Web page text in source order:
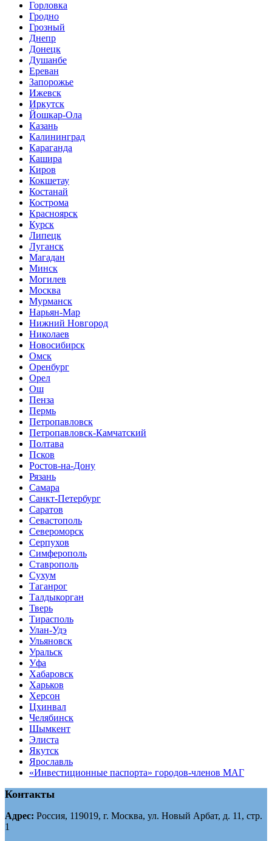
Горловка
Гродно
Грозный
Днепр
Донецк
Душанбе
Ереван
Запорожье
Ижевск
Иркутск
Йошкар-Ола
Казань
Калининград
Караганда
Кашира
Киров
Кокшетау
Костанай
Кострома
Красноярск
Курск
Липецк
Луганск
Магадан
Минск
Могилев
Москва
Мурманск
Нарьян-Мар
Нижний Новгород
Николаев
Новосибирск
Омск
Оренбург
Орел
Ош
Пенза
Пермь
Петропавловск
Петропавловск-Камчатский
Полтава
Псков
Ростов-на-Дону
Рязань
Самара
Санкт-Петербург
Саратов
Севастополь
Североморск
Серпухов
Симферополь
Ставрополь
Сухум
Таганрог
Tалдыкорган
Тверь
Тирасполь
Улан-Удэ
Ульяновск
Уральск
Уфа
Хабаровск
Харьков
Херсон
Цхинвал
Челябинск
Шымкент
Элиста
Якутск
Ярославль
«Инвестиционные паспорта» городов-членов МАГ
Контакты
Адрес: Россия, 119019, г. Москва, ул. Новый Арбат, д. 11, стр.
1